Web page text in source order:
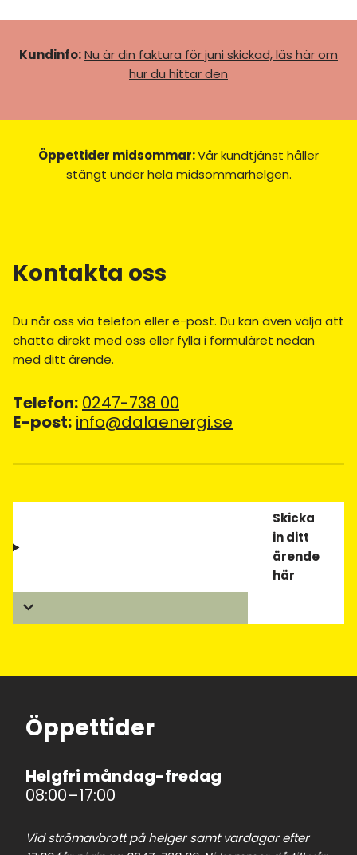
Kundinfo:Nu är din faktura för juni skickad, läs här om
hur du hittar den
Öppettider midsommar:Vår kundtjänst håller
stängt under hela midsommarhelgen.
Kontakta oss
Du når oss via telefon eller e-post. Du kan även välja att
chatta direkt med oss eller fylla i formuläret nedan
med ditt ärende.
Telefon: 0247-738 00
E-post: info@dalaenergi.se
Skicka
in ditt
ärende
här
Öppettider
Helgfri måndag-fredag
08:00–17:00
Vid strömavbrott på helger samt vardagar efter